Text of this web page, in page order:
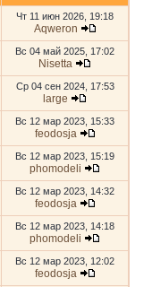
Чт 11 июн 2026, 19:18
Aqweron
Вс 04 май 2025, 17:02
Nisetta
Ср 04 сен 2024, 17:53
large
Вс 12 мар 2023, 15:33
feodosja
Вс 12 мар 2023, 15:19
phomodeli
Вс 12 мар 2023, 14:32
feodosja
Вс 12 мар 2023, 14:18
phomodeli
Вс 12 мар 2023, 12:02
feodosja